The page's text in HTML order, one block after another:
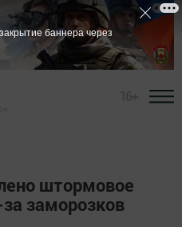
штормовое
заморозков
баннера через